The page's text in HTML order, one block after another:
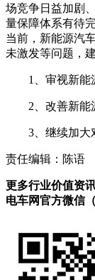
场竞争日益加剧
量保障体系有待
当前，新能源汽
未激发等问题，建
1、审视新能
2、改善新能
3、继续加大
责任编辑：陈语
更多行业价值资
电车网官方微信